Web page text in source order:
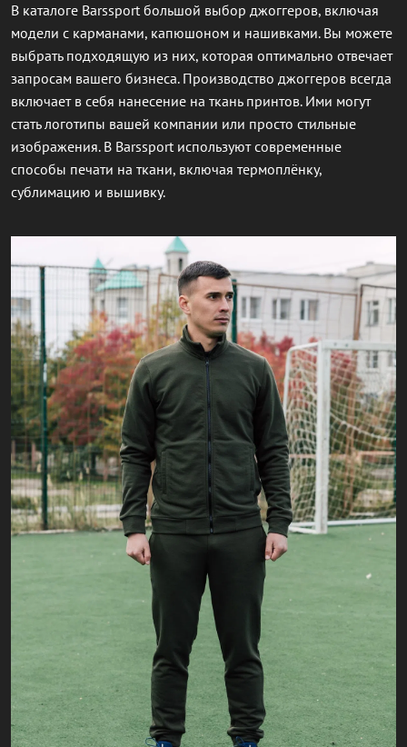
В каталоге Barssport большой выбор джоггеров, включая
модели с карманами, капюшоном и нашивками. Вы можете
выбрать подходящую из них, которая оптимально отвечает
запросам вашего бизнеса. Производство джоггеров всегда
включает в себя нанесение на ткань принтов. Ими могут
стать логотипы вашей компании или просто стильные
изображения. В Barssport используют современные
способы печати на ткани, включая термоплёнку,
сублимацию и вышивку.